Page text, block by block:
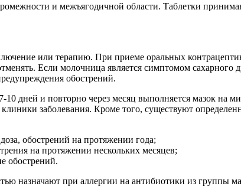
и межъягодичной области. Таблетки
или терапию. При приеме оральных
Если молочница является симптомом сахарного
обострений.
дней и повторно через месяц выполняется мазок на
заболевания. Кроме того, существуют
обострений на протяжении года;
на протяжении нескольких месяцев;
обострений.
назначают при аллергии на антибиотики из группы